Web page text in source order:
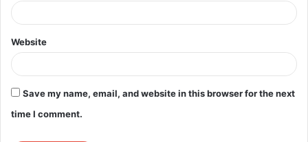
Website
Save my name, email, and website in this browser for the next
time I comment.